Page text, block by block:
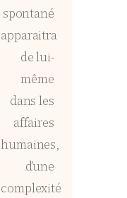
spontané
apparaitra
de lui-
même
dans les
affaires
humaines,
d’une
complexité